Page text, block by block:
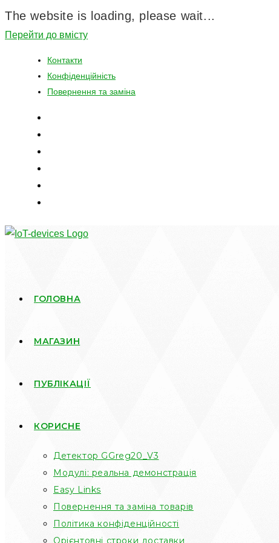
The website is loading, please wait...
Перейти до вмісту
Контакти
Конфіденційність
Повернення та заміна
ГОЛОВНА
МАГАЗИН
ПУБЛІКАЦІЇ
КОРИСНЕ
Детектор GGreg20_V3
Модулі: реальна демонстрація
Easy Links
Повернення та заміна товарів
Політика конфіденційності
Орієнтовні строки доставки